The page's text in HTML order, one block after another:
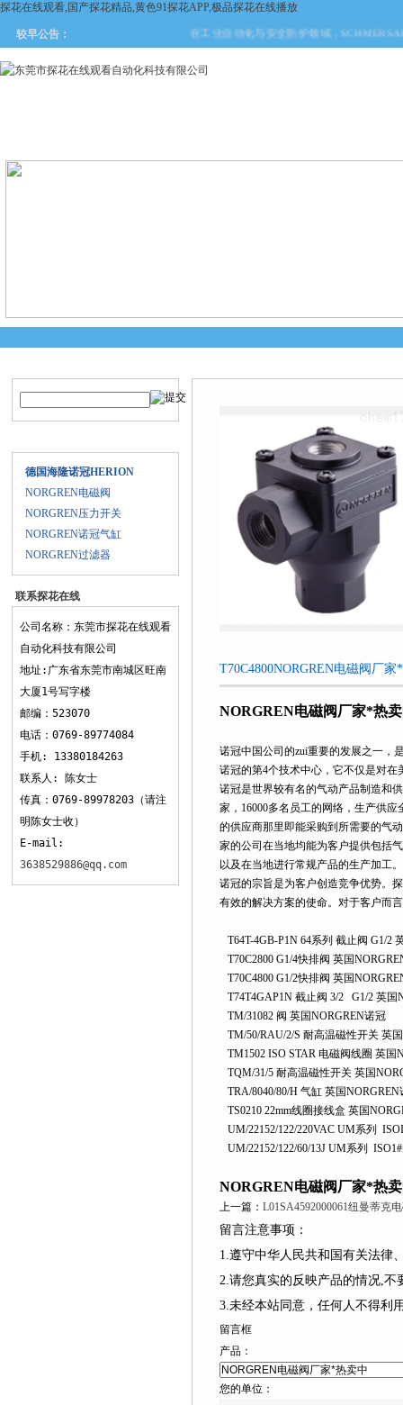
探花在线观看,国产探花精品,黄色91探花APP,极品探花在线播放
较早公告： 在工业自动化与安全防护领域，
德国海隆诺冠HERION
NORGREN电磁阀
NORGREN压力开关
NORGREN诺冠气缸
NORGREN过滤器
联系探花在线
观看
公司名称：东莞市探花在线观看
自动化科技有限公司
地址:广东省东莞市南城区旺南
大厦1号写字楼
邮编：523070
电话：0769-89774084
手机: 13380184263
联系人: 陈女士
传真：0769-89978203（请注
明陈女士收）
E-mail:
3638529886@qq.com
T70C4800NORGREN电磁阀厂家*
NORGREN电磁阀厂家*热
诺冠中国公司的zui重要的发展之一，
诺冠的第4个技术中心，它不仅是对在
诺冠是世界较有名的气动产品制造和供
家，16000多名员工的网络，生产
的供应商那里即能采购到所需要的气动产
家的公司在当地均能为客户提供包括
以及在当地进行常规产品的生产加工
诺冠的宗旨是为客户创造竞争优势
有效的解决方案的使命。对于客户而言
T64T-4GB-P1N 64系列 截止阀 G1/2
T70C2800 G1/4快排阀 英国
T70C4800 G1/2快排阀 英国
T74T4GAP1N 截止阀 3/2 G1/2 英国
TM/31082 阀 英国NORGREN诺冠
TM/50/RAU/2/S 耐高温磁性开关 英
TM1502 ISO STAR 电磁阀线圈 英国
TQM/31/5 耐高温磁性开关 英国
TRA/8040/80/H 气缸 英国NORGREN
TS0210 22mm线圈接线盒 英国
UM/22152/122/220VAC UM系列
UM/22152/122/60/13J UM系列
NORGREN电磁阀厂家*热
上一篇： L01SA4592000061纽曼蒂克
留言注意事项：
1.遵守中华人民共和国有关法律
2.请您真实的反映产品的情况,不要
3.未经本站同意，任何人不得
留言框
产品：
您的单位：